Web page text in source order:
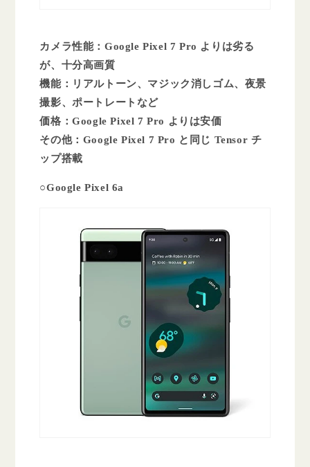
カメラ性能：Google Pixel 7 Pro よりは劣る
が、十分高画質
機能：リアルトーン、マジック消しゴム、夜景
撮影、ポートレートなど
価格：Google Pixel 7 Pro よりは安価
その他：Google Pixel 7 Pro と同じ Tensor チ
ップ搭載
○Google Pixel 6a